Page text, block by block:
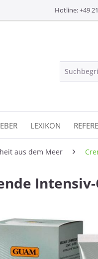
Hotline: +49
LEXIKON
aus dem Meer